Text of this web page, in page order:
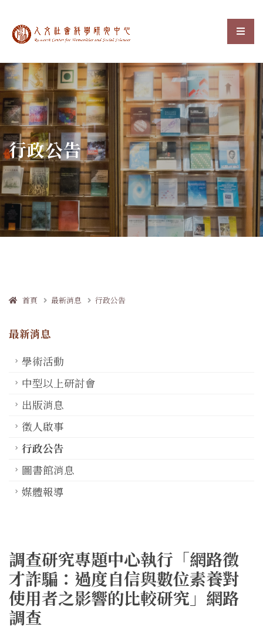
中央研究院人文社會科選
:::
行政公告
首頁 最新消息 行政公告
最新消息
學術活動
中型以上研討會
出版消息
徵人啟事
行政公告
圖書館消息
媒體報導
調查研究專題中心執行「網路徵
才詐騙：過度自信與數位素養對
使用者之影響的比較研究」網路
調查